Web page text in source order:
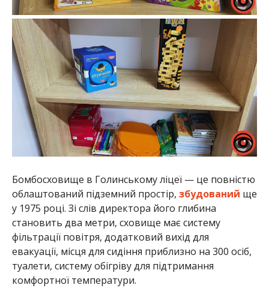
Бомбосховище в Голинському ліцеї — це повністю
облаштований підземний простір, збудований ще
у 1975 році. Зі слів директора його глибина
становить два метри, сховище має систему
фільтрації повітря, додатковий вихід для
евакуації, місця для сидіння приблизно на 300 осіб,
туалети, систему обігріву для підтримання
комфортної температури.